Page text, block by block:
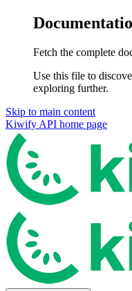
Fetch the complete
Use this file to
exploring further.
Skip to main content
Kiwify API home page